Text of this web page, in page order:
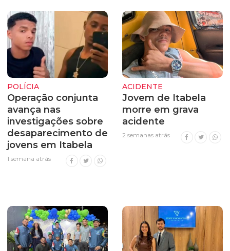
POLÍCIA
Operação conjunta
avança nas
investigações sobre
desaparecimento de
jovens em Itabela
1 semana atrás
ACIDENTE
Jovem de Itabela
morre em grava
acidente
2 semanas atrás